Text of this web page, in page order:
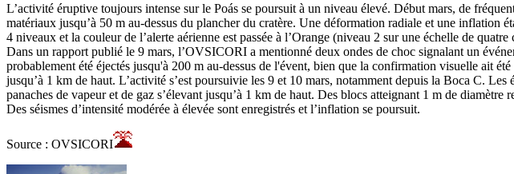
L’activité éruptive toujours intense sur le Poás se poursuit à un niveau élevé. Début mars, de
matériaux jusqu’à 50 m au-dessus du plancher du cratère. Une déformation radiale et une inflation
4 niveaux et la couleur de l’alerte aérienne est passée à l’Orange (niveau 2 sur une échelle de quatre
Dans un rapport publié le 9 mars, l’OVSICORI a mentionné deux ondes de choc signalant un
probablement été éjectés jusqu'à 200 m au-dessus de l'évent, bien que la confirmation visuelle ait
jusqu’à 1 km de haut. L’activité s’est poursuivie les 9 et 10 mars, notamment depuis la Boca C.
panaches de vapeur et de gaz s’élevant jusqu’à 1 km de haut. Des blocs atteignant 1 m de
Des séismes d’intensité modérée à élevée sont enregistrés et l’inflation se poursuit.
Source : OVSICORI